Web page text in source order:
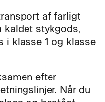
af farligt
kaldet stykgods,
i klasse 1 og klasse
efter
Når du